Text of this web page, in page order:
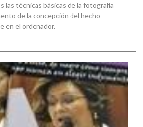
las técnicas básicas de la fotografía
de la concepción del hecho
en el ordenador.